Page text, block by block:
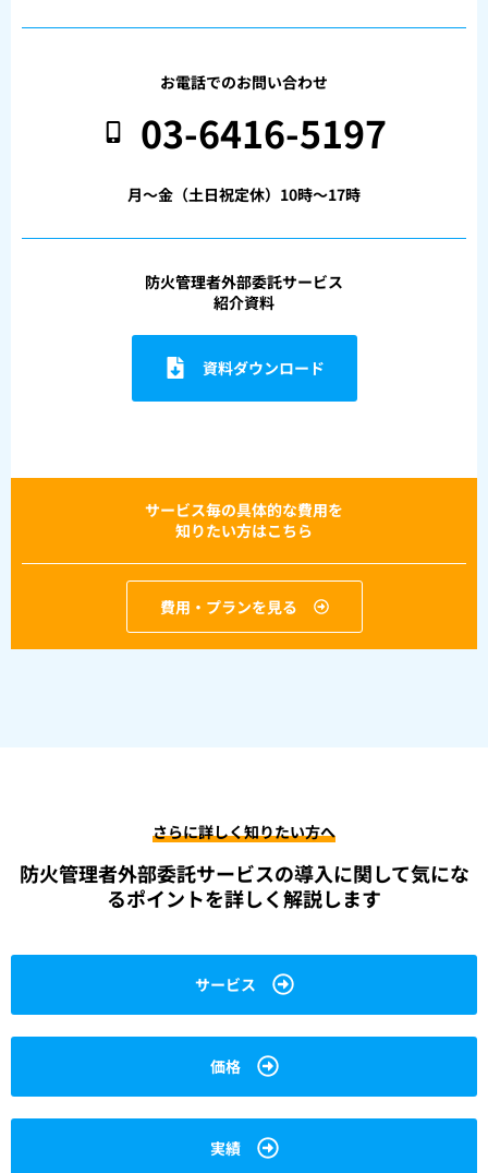
お電話でのお問い合わせ
03-6416-5197
月〜金（土日祝定休）10時〜17時
防火管理者外部委託サービス
紹介資料
資料ダウンロード
サービス毎の具体的な費用を
知りたい方はこちら
費用・プランを見る
さらに詳しく知りたい方へ
防火管理者外部委託サービスの導入に関して気にな
るポイントを詳しく解説します
サービス
価格
実績